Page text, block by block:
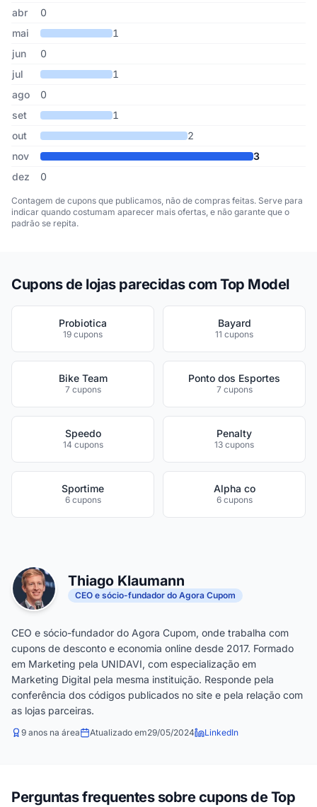
abr
0
mai
1
jun
0
jul
1
ago
0
set
1
out
2
nov
3
dez
0
Contagem de cupons que publicamos, não de compras feitas. Serve para
indicar quando costumam aparecer mais ofertas, e não garante que o
padrão se repita.
Cupons de lojas parecidas com Top Model
Probiotica
19 cupons
Bayard
11 cupons
Bike Team
7 cupons
Ponto dos Esportes
7 cupons
Speedo
14 cupons
Penalty
13 cupons
Sportime
6 cupons
Alpha co
6 cupons
Thiago Klaumann
CEO e sócio-fundador do Agora Cupom
CEO e sócio-fundador do Agora Cupom, onde trabalha com
cupons de desconto e economia online desde 2017. Formado
em Marketing pela UNIDAVI, com especialização em
Marketing Digital pela mesma instituição. Responde pela
conferência dos códigos publicados no site e pela relação com
as lojas parceiras.
9 anos na área Atualizado em29/05/2024 LinkedIn
Perguntas frequentes sobre cupons de Top